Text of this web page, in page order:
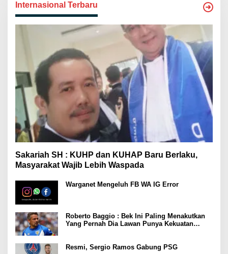
Internasional Terbaru
Sakariah SH : KUHP dan KUHAP Baru Berlaku,
Masyarakat Wajib Lebih Waspada
Warganet Mengeluh FB WA IG Error
Roberto Baggio : Bek Ini Paling Menakutkan
Yang Pernah Dia Lawan Punya Kekuatan
Resmi, Sergio Ramos Gabung PSG